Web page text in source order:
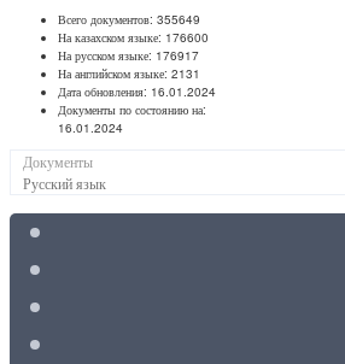
Всего документов: 355649
На казахском языке: 176600
На русском языке: 176917
На английском языке: 2131
Дата обновления: 16.01.2024
Документы по состоянию на:
16.01.2024
Документы
Русский язык